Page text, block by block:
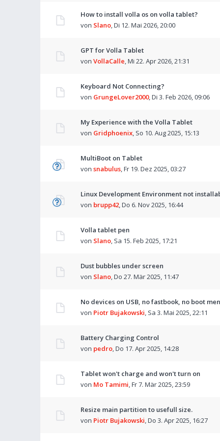
How to install volla os on volla tablet?
von Slano,Di 12. Mai 2026, 20:00
GPT for Volla Tablet
von VollaCalle,Mi 22. Apr 2026, 21:31
Keyboard Not Connecting?
von GrungeLover2000,Di 3. Feb 2026, 09:06
My Experience with the Volla Tablet
von Gridphoenix, So 10. Aug 2025, 15:13
MultiBoot on Tablet
von snabulus,Fr 19. Dez 2025, 03:27
Linux Development Environment not
von brupp42,Do 6. Nov 2025, 16:44
Volla tablet pen
von Slano, Sa 15. Feb 2025, 17:21
Dust bubbles under screen
von Slano,Do 27. Mär 2025, 11:47
No devices on USB, no fastbook, no boot
von Piotr Bujakowski, Sa 3. Mai 2025, 22:11
Battery Charging Control
von pedro,Do 17. Apr 2025, 14:28
Tablet won't charge and won't turn on
von Mo Tamimi,Fr 7. Mär 2025, 23:59
Resize main partition to usefull size.
von Piotr Bujakowski,Do 3. Apr 2025, 16:27